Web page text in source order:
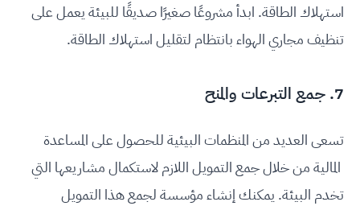
استهلاك الطاقة. ابدأ مشروعًا صغيرًا صديقًا للبيئة يعمل على
تنظيف مجاري الهواء بانتظام لتقليل استهلاك الطاقة.
7. جمع التبرعات والمنح
تسعى العديد من المنظمات البيئية للحصول على المساعدة
المالية من خلال جمع التمويل اللازم لاستكمال مشاريعها التي
تخدم البيئة. يمكنك إنشاء مؤسسة لجمع هذا التمويل